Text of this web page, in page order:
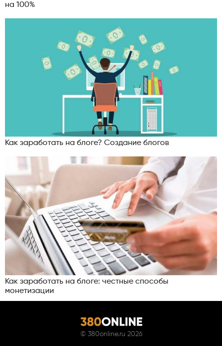
на 100%
Как заработать на блоге? Создание блогов
Как заработать на блоге: честные способы
монетизации
© 380online.ru 2026